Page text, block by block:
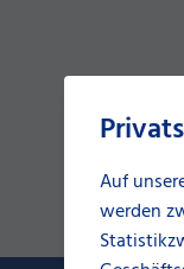
Auf
werden